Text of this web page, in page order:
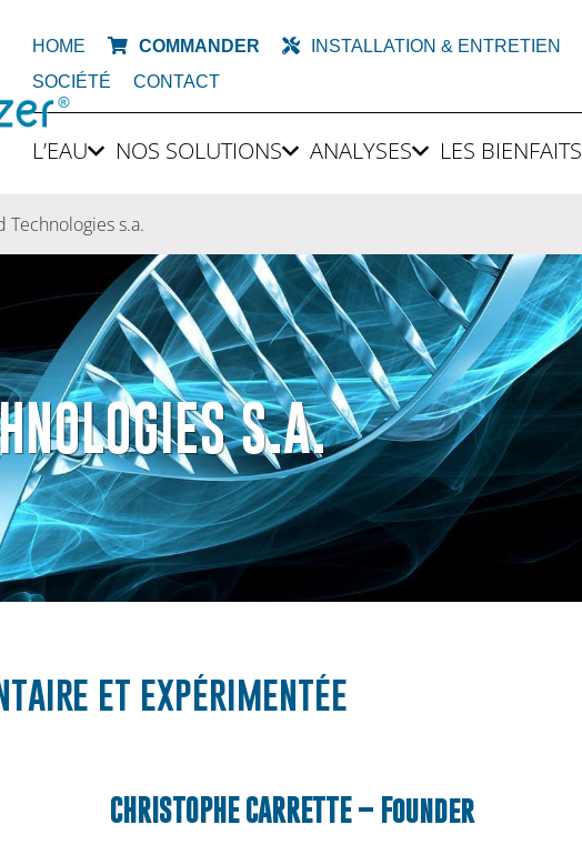
HOME COMMANDER INSTALLATION & ENTRETIEN
SOCIÉTÉ
CONTACT
L’EAU NOS SOLUTIONS ANALYSES LES BIENFAITS
Technologies s.a.
S.A.
et expérimentée
CHRISTOPHE CARRETTE – Founder